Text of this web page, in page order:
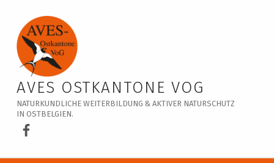
Veranstaltungskalender – AVES Ostkantone VoG
AVES OSTKANTONE VOG
NATURKUNDLICHE WEITERBILDUNG & AKTIVER NATURSCHUTZ
IN OSTBELGIEN.
AVES Ostkantone bei Facebook